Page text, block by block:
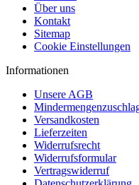
Über uns
Kontakt
Sitemap
Cookie Einstellungen
Informationen
Unsere AGB
Versandkosten
Lieferzeiten
Widerrufsrecht
Widerrufsformular
Vertragswiderruf